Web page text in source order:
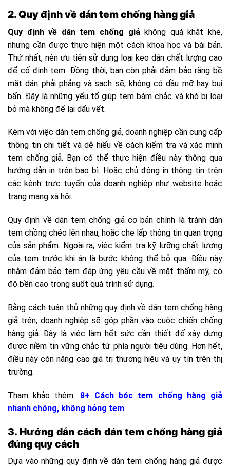
2. Quy định về dán tem chống hàng giả
Quy định về dán tem chống giảkhông quá khắt khe,
nhưng cần được thực hiện một cách khoa học và bài bản.
Thứ nhất, nên ưu tiên sử dụng loại keo dán chất lượng cao
để cố định tem. Đồng thời, bạn còn phải đảm bảo rằng bề
mặt dán phải phẳng và sạch sẽ, không có dầu mỡ hay bụi
bẩn. Đây là những yếu tố giúp tem bám chắc và khó bị loại
bỏ mà không để lại dấu vết.
Kèm với việc dán tem chống giả, doanh nghiệp cần cung cấp
thông tin chi tiết và dễ hiểu về cách kiểm tra và xác minh
tem chống giả. Bạn có thể thực hiện điều này thông qua
hướng dẫn in trên bao bì. Hoặc chủ động in thông tin trên
các kênh trực tuyến của doanh nghiệp như website hoặc
trang mạng xã hội.
Quy định về dán tem chống giả cơ bản chính là tránh dán
tem chồng chéo lên nhau, hoặc che lấp thông tin quan trọng
của sản phẩm. Ngoài ra, việc kiểm tra kỹ lưỡng chất lượng
của tem trước khi án là bước không thể bỏ qua. Điều này
nhằm đảm bảo tem đáp ứng yêu cầu về mặt thẩm mỹ, có
độ bền cao trong suốt quá trình sử dụng.
Bằng cách tuân thủ những quy định về dán tem chống hàng
giả trên, doanh nghiệp sẽ góp phần vào cuộc chiến chống
hàng giả. Đây là việc làm hết sức cần thiết để xây dựng
được niềm tin vững chắc từ phía người tiêu dùng. Hơn hết,
điều này còn nâng cao giá trị thương hiệu và uy tín trên thị
trường.
Tham khảo thêm: 8+ Cách bóc tem chống hàng giả
nhanh chóng, không hỏng tem
3. Hướng dẫn cách dán tem chống hàng giả
đúng quy cách
Dựa vào những quy định về dán tem chống hàng giả được